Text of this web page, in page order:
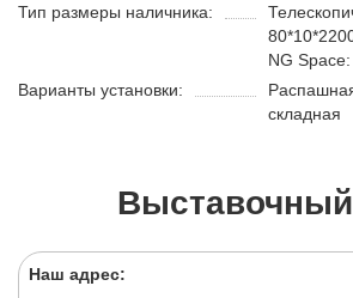
Тип размеры наличника:
NG
Варианты установки:
складная
Наш адрес: